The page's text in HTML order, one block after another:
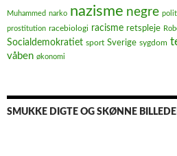
Muhammed narko nazisme negre
prostitution racebiologi racisme retspleje
Socialdemokratiet sport Sverige sygdom
våben økonomi
SMUKKE DIGTE OG SKØNNE